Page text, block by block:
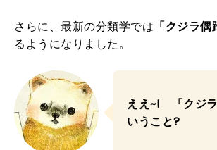
さらに、最新の分類学では 「クジラ偶
るようになりました。
ええ~! 「クジ
いうこと?